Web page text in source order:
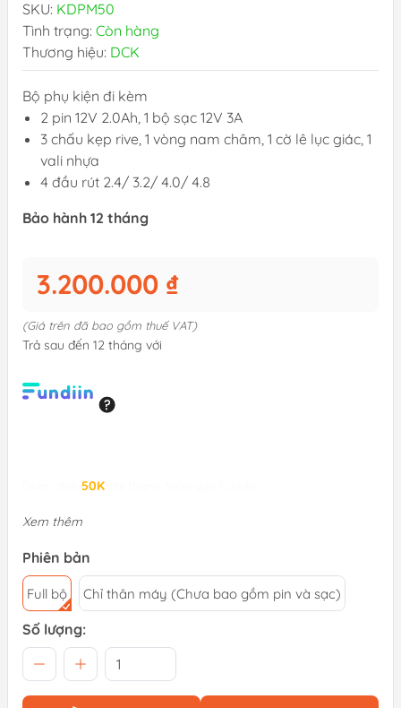
SKU: KDPM50
Tình trạng: Còn hàng
Thương hiệu: DCK
Bộ phụ kiện đi kèm
2 pin 12V 2.0Ah, 1 bộ sạc 12V 3A
3 chấu kẹp rive, 1 vòng nam châm, 1 cờ lê lục giác, 1
vali nhựa
4 đầu rút 2.4/ 3.2/ 4.0/ 4.8
Bảo hành 12 tháng
3.200.000 ₫
(Giá trên đã bao gồm thuế VAT)
Trả sau đến 12 tháng với
50K
Xem thêm
Phiên bản
Full bộ Chỉ thân máy (Chưa bao gồm pin và sạc)
Số lượng: